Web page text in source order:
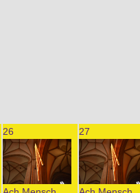
26 27